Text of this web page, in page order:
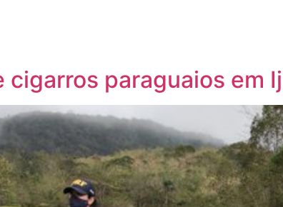
cigarros paraguaios em